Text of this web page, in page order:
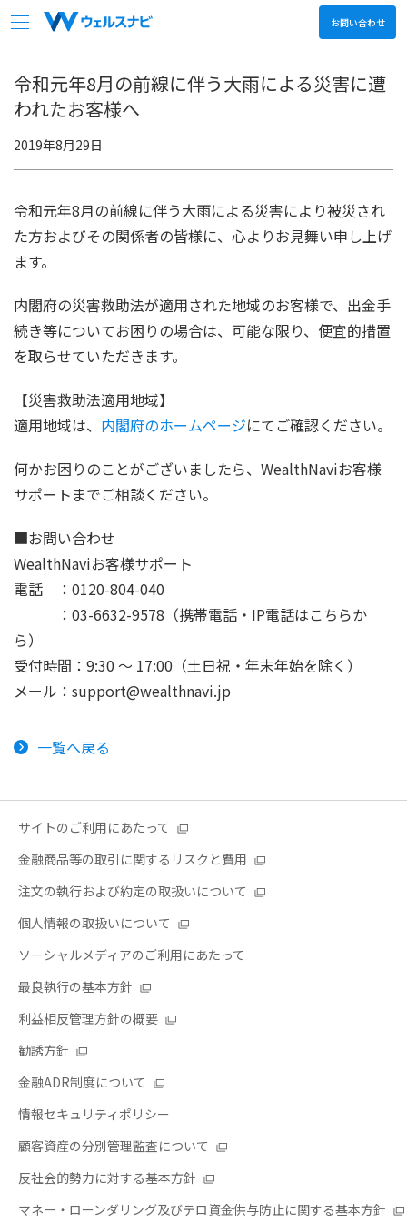
会社情報
サービス
決算関連情報
日本語 English
お問い合わせ
令和元年8月の前線に伴う大雨による災害に遭
われたお客様へ
2019年8月29日
令和元年8月の前線に伴う大雨による災害により被災され
た方およびその関係者の皆様に、心よりお見舞い申し上げ
ます。
内閣府の災害救助法が適用された地域のお客様で、出金手
続き等についてお困りの場合は、可能な限り、便宜的措置
を取らせていただきます。
【災害救助法適用地域】
適用地域は、 内閣府のホームページにてご確認ください。
何かお困りのことがございましたら、WealthNaviお客様
サポートまでご相談ください。
■お問い合わせ
WealthNaviお客様サポート
電話 ：0120-804-040
：03-6632-9578（携帯電話・IP電話はこちらか
ら）
受付時間：9:30 ～ 17:00（土日祝・年末年始を除く）
メール：support@wealthnavi.jp
一覧へ戻る
サイトのご利用にあたって
金融商品等の取引に関するリスクと費用
注文の執行および約定の取扱いについて
個人情報の取扱いについて
ソーシャルメディアのご利用にあたって
最良執行の基本方針
利益相反管理方針の概要
勧誘方針
金融ADR制度について
情報セキュリティポリシー
顧客資産の分別管理監査について
反社会的勢力に対する基本方針
マネー・ローンダリング及びテロ資金供与防止に関する基本方針